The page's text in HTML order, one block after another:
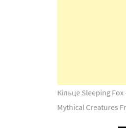
Кільце Sleeping
Mythical Creatures